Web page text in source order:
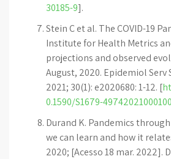
30185-9].
Stein C et al. The COVID-19
Institute for Health Metrics
projections and observed
August, 2020. Epidemiol Serv
2021; 30(1): e2020680: 1-12. [
0.1590/S1679-
Durand K. Pandemics
we can learn and how it
2020; [Acesso 18 mar. 2022].